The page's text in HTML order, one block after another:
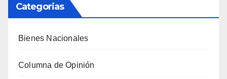
Categorias
Bienes Nacionales
Columna de Opinión